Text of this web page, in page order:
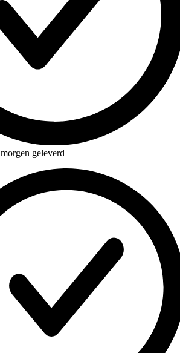
morgen geleverd